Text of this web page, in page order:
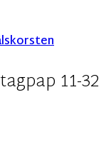
11-32